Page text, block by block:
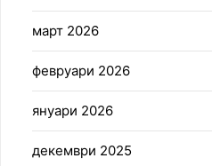
март 2026
февруари 2026
януари 2026
декември 2025